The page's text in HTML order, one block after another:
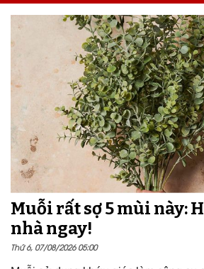
Muỗi rất sợ 5 mùi này:
nhà ngay!
Thứ 6, 07/08/2026 05:00